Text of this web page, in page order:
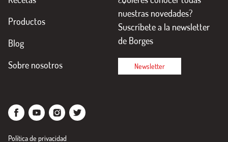
Productos
Blog
Sobre nosotros
nuestras novedades?
Suscríbete a la newsletter
de Borges
Newsletter
Política de privacidad